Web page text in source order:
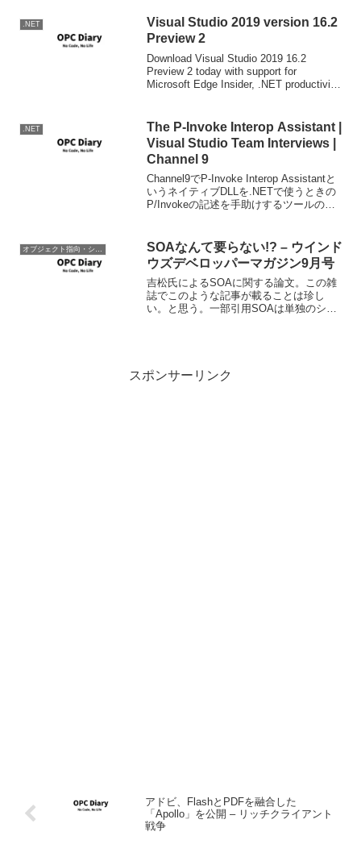
.NET
Visual Studio 2019 version 16.2
Preview 2
Download Visual Studio 2019 16.2
Preview 2 today with support for
Microsoft Edge Insider, .NET productivity
.NET
The P-Invoke Interop Assistant |
Visual Studio Team Interviews |
Channel 9
Channel9でP-Invoke Interop Assistantと
いうネイティブDLLを.NETで使うときの
P/Invokeの記述を手助けするツールの開
T...
SOAなんて要らない!? – ウインド
ウズデベロッパーマガジン9月号
吉松氏によるSOAに関する論文。この雑
誌でこのような記事が載ることは珍し
い。と思う。一部引用SOAは単独のシフ
スポンサーリンク
アドビ、FlashとPDFを融合した
「Apollo」を公開 – リッチクライアント
戦争